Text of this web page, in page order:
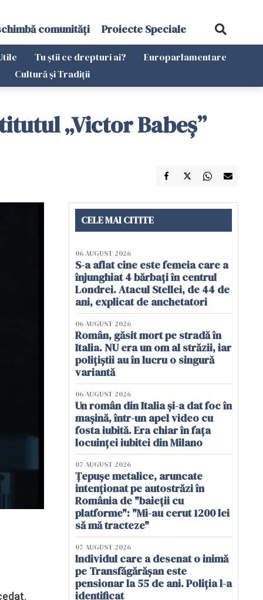
comunități Proiecte Speciale
Tu știi ce drepturi ai?
Europarlamentare
Cultură și Tradiții
„Victor Babeş”
CELE MAI CITITE
06 AUGUST 2026
S-a aflat cine este femeia care a
înjunghiat 4 bărbați în centrul
Londrei. Atacul Stellei, de 44 de
ani, explicat de anchetatori
06 AUGUST 2026
Român, găsit mort pe stradă în
Italia. NU era un om al străzii, iar
polițiștii au în lucru o singură
variantă
06 AUGUST 2026
Un român din Italia și-a dat foc în
mașină, într-un apel video cu
fosta iubită. Era chiar în fața
locuinței iubitei din Milano
07 AUGUST 2026
Țepușe metalice, aruncate
intenționat pe autostrăzi în
România de "baieții cu
platforme": "Mi-au cerut 1200 lei
să mă tracteze"
07 AUGUST 2026
Individul care a desenat o inimă
pe Transfăgărășan este
pensionar la 55 de ani. Poliția l-a
identificat